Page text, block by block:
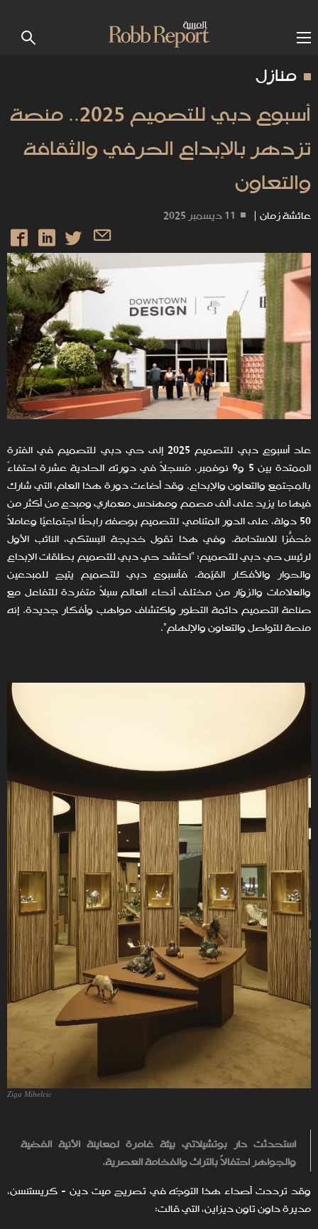
منازل
أسبوع دبي للتصميم 2025.. منصة
تزدهر بالإبداع الحرفي والثقافة
والتعاون
عائشة زمان | 11 ديسمبر 2025
عاد أسبوع دبي للتصميم 2025 إلى حي دبي للتصميم في الفترة
الممتدة بين 5 و9 نوفمبر، مُسجلاً في دورته الحادية عشرة احتفاءً
بالمجتمع والتعاون والإبداع. وقد أضاءت دورة هذا العام، التي شارك
فيها ما يزيد على ألف مصمم ومهندس معماري ومبدع من أكثر من
50 دولة، على الدور المتنامي للتصميم بوصفه رابطًا اجتماعيًا وعاملاً
مُحفّزًا للاستدامة. وفي هذا تقول خديجة البستكي، النائب الأول
لرئيس حي دبي للتصميم: "احتشد حي دبي للتصميم بطاقات الإبداع
والحوار والأفكار القيّمة. فأسبوع دبي للتصميم يتيح للمبدعين
والعلامات والزوّار من مختلف أنحاء العالم سبلاً متفردة للتفاعل مع
صناعة التصميم دائمة التطور واكتشاف مواهب وأفكار جديدة. إنه
منصة للتواصل والتعاون والإلهام".
Ziga Mihelcic
استحدثت دار بوتشيلاتي بيئة غامرة لمعاينة الآنية الفضية
والجواهر احتفالاً بالتراث والفخامة العصرية.
وقد ترددت أصداء هذا التوجّه في تصريح ميت دين - كريستنسن،
مديرة داون تاون ديزاين، التي قالت: